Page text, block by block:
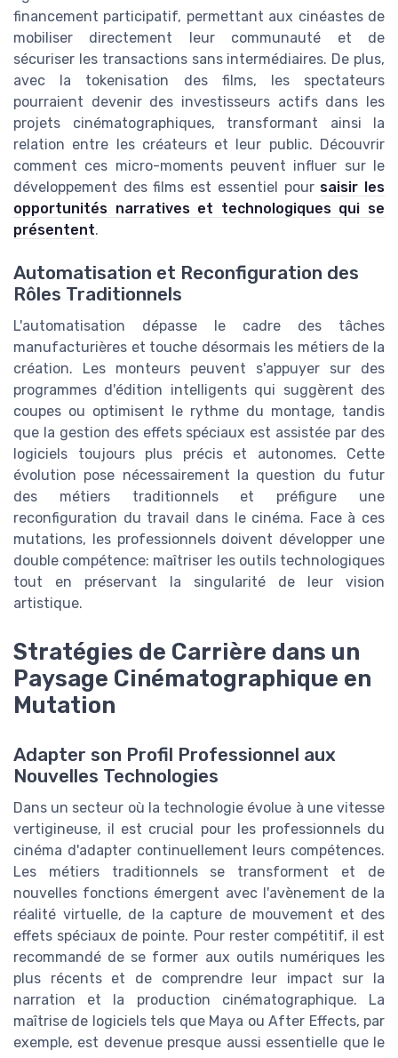
financement participatif, permettant aux cinéastes de
mobiliser directement leur communauté et de
sécuriser les transactions sans intermédiaires. De plus,
avec la tokenisation des films, les spectateurs
pourraient devenir des investisseurs actifs dans les
projets cinématographiques, transformant ainsi la
relation entre les créateurs et leur public. Découvrir
comment ces micro-moments peuvent influer sur le
développement des films est essentiel pour saisir les
opportunités narratives et technologiques qui se
présentent.
Automatisation et Reconfiguration des
Rôles Traditionnels
L'automatisation dépasse le cadre des tâches
manufacturières et touche désormais les métiers de la
création. Les monteurs peuvent s'appuyer sur des
programmes d'édition intelligents qui suggèrent des
coupes ou optimisent le rythme du montage, tandis
que la gestion des effets spéciaux est assistée par des
logiciels toujours plus précis et autonomes. Cette
évolution pose nécessairement la question du futur
des métiers traditionnels et préfigure une
reconfiguration du travail dans le cinéma. Face à ces
mutations, les professionnels doivent développer une
double compétence: maîtriser les outils technologiques
tout en préservant la singularité de leur vision
artistique.
Stratégies de Carrière dans un
Paysage Cinématographique en
Mutation
Adapter son Profil Professionnel aux
Nouvelles Technologies
Dans un secteur où la technologie évolue à une vitesse
vertigineuse, il est crucial pour les professionnels du
cinéma d'adapter continuellement leurs compétences.
Les métiers traditionnels se transforment et de
nouvelles fonctions émergent avec l'avènement de la
réalité virtuelle, de la capture de mouvement et des
effets spéciaux de pointe. Pour rester compétitif, il est
recommandé de se former aux outils numériques les
plus récents et de comprendre leur impact sur la
narration et la production cinématographique. La
maîtrise de logiciels tels que Maya ou After Effects, par
exemple, est devenue presque aussi essentielle que le